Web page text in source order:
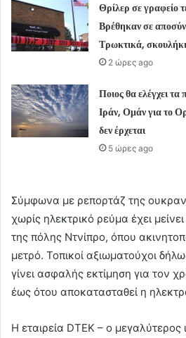
Θρίλερ σε γραφείο
Βρέθηκαν σε
Τρωκτικά,
2 ώρες ago
Ποιος θα ελέγχει
Ιράν, Ομάν για το
δεν έρχεται
5 ώρες ago
Σύμφωνα με ρεπορτάζ της
χωρίς ηλεκτρικό ρεύμα έχει
της πόλης Ντνίπρο, όπου
μετρό. Τοπικοί αξιωματούχοι
γίνει ασφαλής εκτίμηση για τον
έως ότου αποκατασταθεί η
Η εταιρεία DTEK – ο μεγαλύτερος